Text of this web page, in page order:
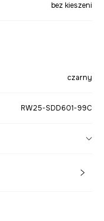
bez kieszeni
czarny
RW25-SDD601-99C